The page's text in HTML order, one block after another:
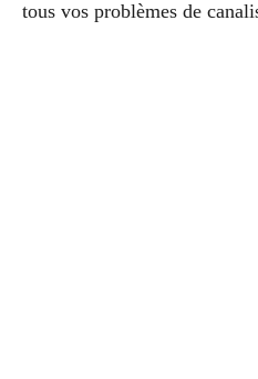
tous vos problèmes de